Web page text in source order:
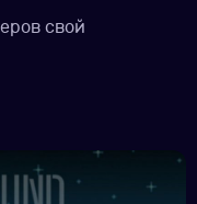
свой